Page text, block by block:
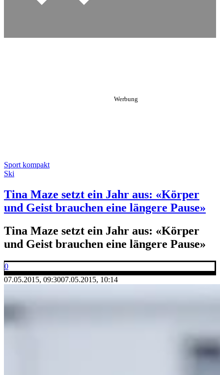
Sport kompakt
Ski
Tina Maze setzt ein Jahr aus: «Körper
und Geist brauchen eine längere Pause»
Tina Maze setzt ein Jahr aus: «Körper
und Geist brauchen eine längere Pause»
0
07.05.2015, 09:3007.05.2015, 10:14